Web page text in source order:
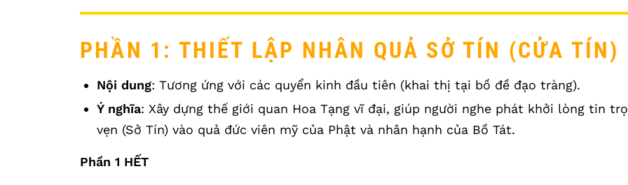
PHẦN 1: THIẾT LẬP NHÂN QUẢ SỞ TÍN (CỬA TÍN)
Nội dung: Tương ứng với các quyển kinh đầu tiên (khai thị tại bồ đề đạo tràng).
Ý nghĩa: Xây dựng thế giới quan Hoa Tạng vĩ đại, giúp người nghe phát khởi lòng tin
vẹn (Sở Tín) vào quả đức viên mỹ của Phật và nhân hạnh của Bồ Tát.
Phần 1 HẾT